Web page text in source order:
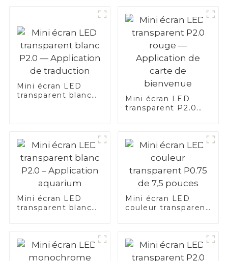
Mini écran LED
transparent blanc
Mini écran LED
transparent P2.0
carte de bienvenue
Mini écran LED
transparent blanc
Mini écran LED
couleur transparent